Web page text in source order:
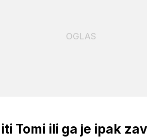
OGLAS
Tomi ili ga je ipak